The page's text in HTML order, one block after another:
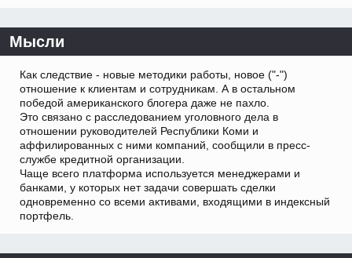
Мысли
Как следствие - новые методики работы, новое ("-")
отношение к клиентам и сотрудникам. А в остальном
победой американского блогера даже не пахло.
Это связано с расследованием уголовного дела в
отношении руководителей Республики Коми и
аффилированных с ними компаний, сообщили в пресс-
службе кредитной организации.
Чаще всего платформа используется менеджерами и
банками, у которых нет задачи совершать сделки
одновременно со всеми активами, входящими в индексный
портфель.